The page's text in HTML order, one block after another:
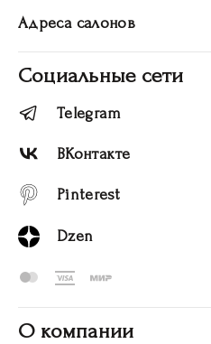
Адреса салонов
Социальные сети
Telegram
ВКонтакте
Pinterest
Dzen
О компании